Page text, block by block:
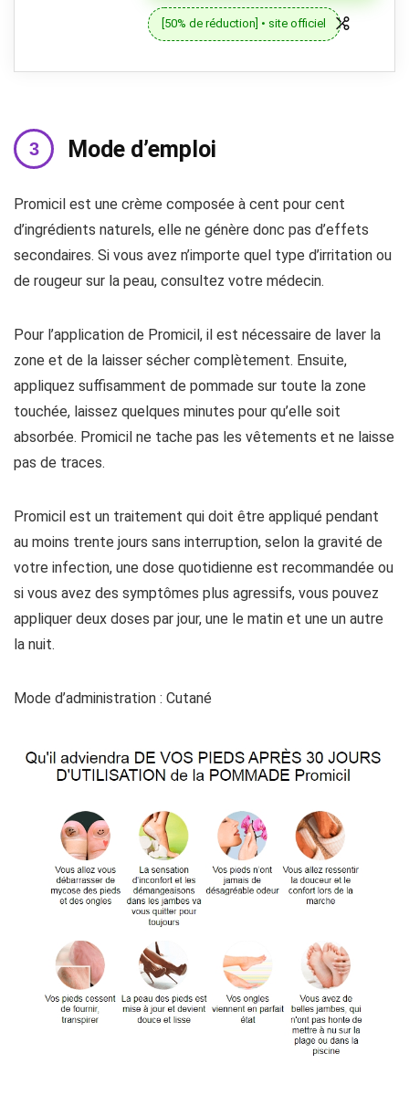
[50% de réduction] • site officiel
Mode d’emploi
Promicil est une crème composée à cent pour cent
d’ingrédients naturels, elle ne génère donc pas d’effets
secondaires. Si vous avez n’importe quel type d’irritation ou
de rougeur sur la peau, consultez votre médecin.
Pour l’application de Promicil, il est nécessaire de laver la
zone et de la laisser sécher complètement. Ensuite,
appliquez suffisamment de pommade sur toute la zone
touchée, laissez quelques minutes pour qu’elle soit
absorbée. Promicil ne tache pas les vêtements et ne laisse
pas de traces.
Promicil est un traitement qui doit être appliqué pendant
au moins trente jours sans interruption, selon la gravité de
votre infection, une dose quotidienne est recommandée ou
si vous avez des symptômes plus agressifs, vous pouvez
appliquer deux doses par jour, une le matin et une un autre
la nuit.
Mode d’administration : Cutané